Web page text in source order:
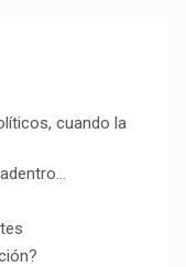
cuando la